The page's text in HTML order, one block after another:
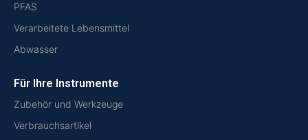
PFAS
Verarbeitete Lebensmittel
Abwasser
Für Ihre Instrumente
Zubehör und Werkzeuge
Verbrauchsartikel